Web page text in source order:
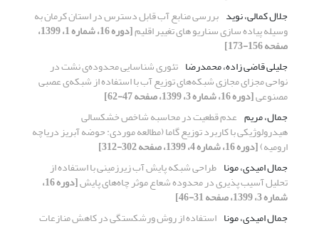
جلال کمالی، نوید بررسی منابع آب قابل دسترس در استان کرمان به
وسیله پیاده سازی سناریو های تغییر اقلیم [دوره 16، شماره 1، 1399،
صفحه 156-173]
جلیلی قاضی زاده، محمدرضا تئوری شناسایی محدوده‌ی نشت در
نواحی مجزای مجازی شبکه‌های توزیع آب با استفاده از شبکه‌ی عصبی
مصنوعی[دوره 16، شماره 3، 1399، صفحه 47-62]
جمال، مریم عدم قطعیت در محاسبه شاخص خشکسالی
هیدرولوژیکی با کاربرد توزیع گاما (مطالعه موردی: حوضه آبریز دریاچه
ارومیه)[دوره 16، شماره 4، 1399، صفحه 302-312]
جمال امیدی، مونا طراحی شبکه پایش آب زیرزمینی با استفاده از
تحلیل آسیب پذیری در محدوده شعاع موثر چاه‌های پایش [دوره 16،
شماره 3، 1399، صفحه 31-46]
جمال امیدی، مونا استفاده از روش ورشکستگی در کاهش منازعات